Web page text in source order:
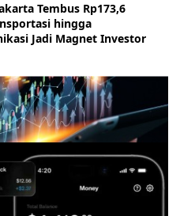
Tembus Rp173,6
hingga
Jadi Magnet Investor